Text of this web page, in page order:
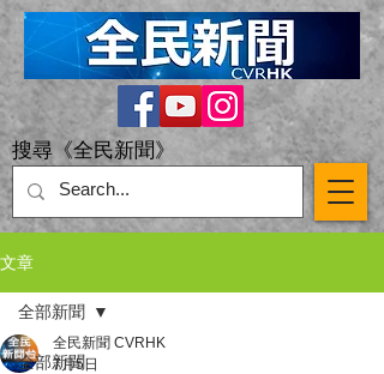
搜尋《全民新聞》
文章
全部新聞
全部新聞
全民新聞 CVRHK
7月5日